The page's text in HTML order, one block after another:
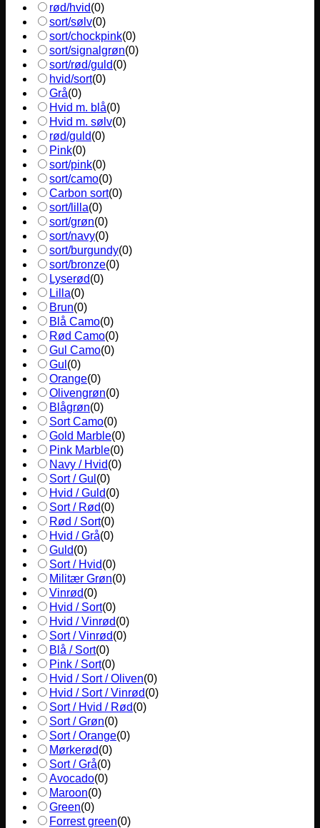
rød/hvid(0)
sort/sølv(0)
sort/chockpink(0)
sort/signalgrøn(0)
sort/rød/guld(0)
hvid/sort(0)
Grå(0)
Hvid m. blå(0)
Hvid m. sølv(0)
rød/guld(0)
Pink(0)
sort/pink(0)
sort/camo(0)
Carbon sort(0)
sort/lilla(0)
sort/grøn(0)
sort/navy(0)
sort/burgundy(0)
sort/bronze(0)
Lyserød(0)
Lilla(0)
Brun(0)
Blå Camo(0)
Rød Camo(0)
Gul Camo(0)
Gul (0)
Orange(0)
Olivengrøn(0)
Blågrøn(0)
Sort Camo(0)
Gold Marble(0)
Pink Marble(0)
Navy / Hvid(0)
Sort / Gul (0)
Hvid / Guld(0)
Sort / Rød(0)
Rød / Sort(0)
Hvid / Grå(0)
Guld(0)
Sort / Hvid(0)
Militær Grøn(0)
Vinrød(0)
Hvid / Sort(0)
Hvid / Vinrød(0)
Sort / Vinrød(0)
Blå / Sort(0)
Pink / Sort(0)
Hvid / Sort / Oliven(0)
Hvid / Sort / Vinrød(0)
Sort / Hvid / Rød(0)
Sort / Grøn(0)
Sort / Orange(0)
Mørkerød(0)
Sort / Grå(0)
Avocado(0)
Maroon(0)
Green(0)
Forrest green(0)